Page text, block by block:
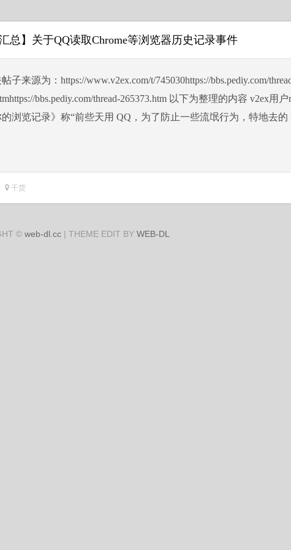
汇总】关于QQ读取Chrome等浏览器历史记录事件
子来源为：https://www.v2ex.com/t/745030https://bbs.pediy.com/
bbs.pediy.com/thread-265373.htm 以下为整理的内容 v2ex用
浏览记录》称“前些天用 QQ，为了防止一些流氓行为，特地去的
干货
© web-dl.cc | THEME EDIT BY WEB-DL